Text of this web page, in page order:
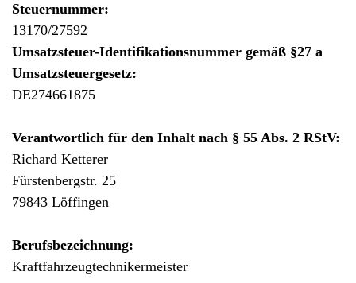
Steuernummer:
13170/27592
Umsatzsteuer-Identifikationsnummer gemäß §27 a
Umsatzsteuergesetz:
DE274661875
Verantwortlich für den Inhalt nach § 55 Abs. 2 RStV:
Richard Ketterer
Fürstenbergstr. 25
79843 Löffingen
Berufsbezeichnung:
Kraftfahrzeugtechnikermeister